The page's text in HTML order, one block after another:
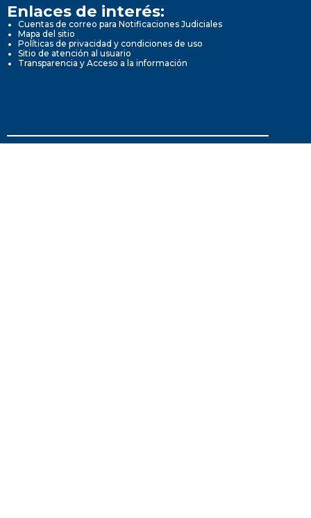
Enlaces de interés:
Cuentas de correo para Notificaciones Judiciales
Mapa del sitio
Políticas de privacidad y condiciones de uso
Sitio de atención al usuario
Transparencia y Acceso a la información